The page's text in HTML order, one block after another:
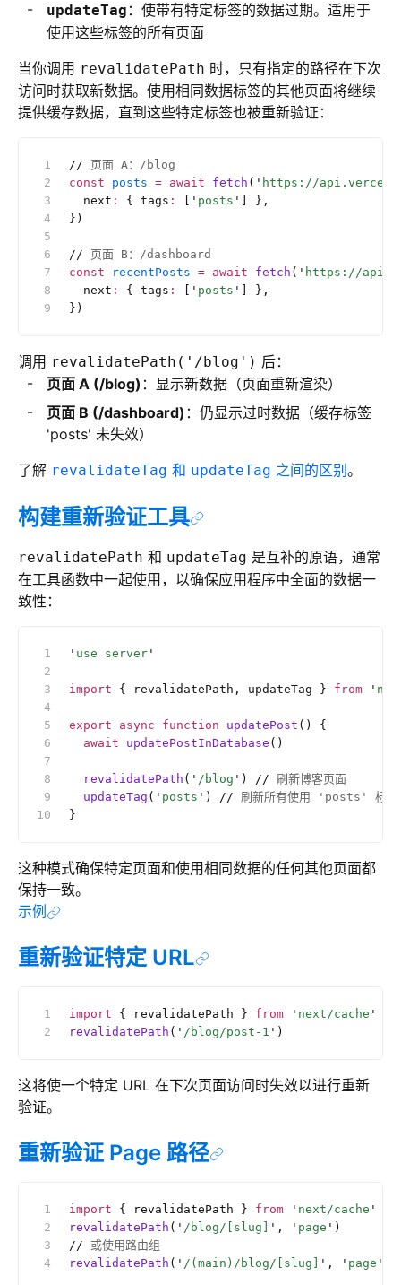
updateTag ：使带有特定标签的数据过期。适用于
使用这些标签的所有页面
当你调用 revalidatePath 时，只有指定的路径在下次
访问时获取新数据。使用相同数据标签的其他页面将继续
提供缓存数据，直到这些特定标签也被重新验证：
// 页面 A：/blog
const posts = await fetch ( ' https://
  next
: { tags : ' posts '
] },
})
// 页面 B：/dashboard
const recentPosts = await fetch ( ' https://
  next
: { tags : ' posts '
] },
})
调用 revalidatePath('/blog') 后：
页面 A (/blog) ：显示新数据（页面重新渲染）
页面 B (/dashboard) ：仍显示过时数据（缓存标签
'posts' 未失效）
了解 revalidateTag 和 updateTag 之间的区别 。
构建重新验证工具
revalidatePath 和 updateTag 是互补的原语，通常
在工具函数中一起使用，以确保应用程序中全面的数据一
致性：
' use server '
import { revalidatePath, updateTag } from '
export async function updatePost () {
  await
updatePostInDatabase ()
  revalidatePath
( ' /blog ' ) // 刷新博客页面
  updateTag
( ' posts ' ) // 刷新所有使用 'posts' 标签
}
这种模式确保特定页面和使用相同数据的任何其他页面都
保持一致。
示例
重新验证特定 URL
import { revalidatePath } from ' next/cache '
revalidatePath ( ' /blog/post-1 ' )
这将使一个特定 URL 在下次页面访问时失效以进行重新
验证。
重新验证 Page 路径
import { revalidatePath } from ' next/cache '
revalidatePath ( ' /blog/[slug] ' , ' page ' )
// 或使用路由组
revalidatePath ( ' /(main)/blog/[slug] ' , ' page '